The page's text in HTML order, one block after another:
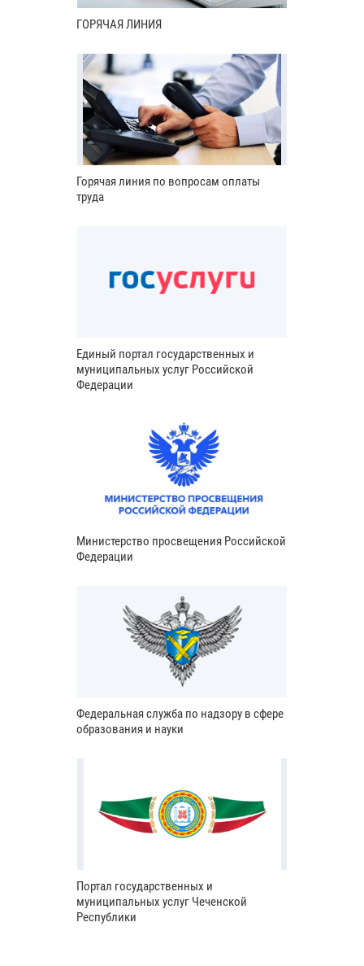
ГОРЯЧАЯ ЛИНИЯ
Горячая линия по вопросам оплаты
труда
Единый портал государственных и
муниципальных услуг Российской
Федерации
Министерство просвещения Российской
Федерации
Федеральная служба по надзору в сфере
образования и науки
Портал государственных и
муниципальных услуг Чеченской
Республики